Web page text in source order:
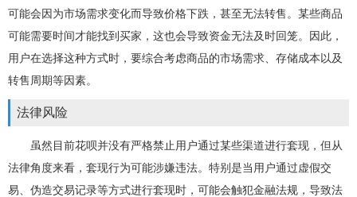
可能会因为市场需求变化而导致价格下跌，甚至无法转售。某些商品
可能需要时间才能找到买家，这也会导致资金无法及时回笼。因此，
用户在选择这种方式时，要综合考虑商品的市场需求、存储成本以及
转售周期等因素。
法律风险
虽然目前花呗并没有严格禁止用户通过某些渠道进行套现，但从
法律角度来看，套现行为可能涉嫌违法。特别是当用户通过虚假交
易、伪造交易记录等方式进行套现时，可能会触犯金融法规，导致法